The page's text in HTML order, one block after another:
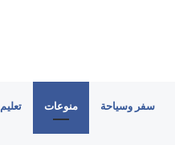
سفر وسياحة منوعات تعليم